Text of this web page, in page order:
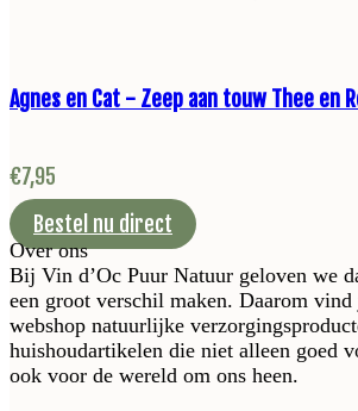
Agnes en Cat - Zeep aan touw Thee en
€7,95
Bestel nu direct
Over ons
Bij Vin d’Oc Puur Natuur geloven we
een groot verschil maken. Daarom
webshop natuurlijke
huishoudartikelen die niet alleen goed
ook voor de wereld om ons heen.